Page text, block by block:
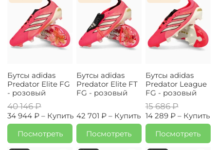
Бутсы adidas
Predator Elite FG
- розовый
40 146 ₽
34 944 ₽ – Купить
Посмотреть
Бутсы adidas
Predator Elite FT
FG - розовый
42 701 ₽ – Купить
Посмотреть
Бутсы adidas
Predator League
FG - розовый
15 686 ₽
14 289 ₽ – Купить
Посмотреть